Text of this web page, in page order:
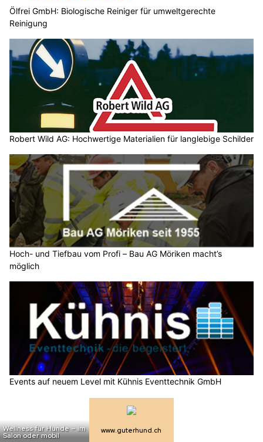
Ölfrei GmbH: Biologische Reiniger für umweltgerechte
Reinigung
Robert Wild AG: Hochwertige Materialien für langlebige Schilder
Hoch- und Tiefbau vom Profi – Bau AG Möriken macht’s
möglich
Events auf neuem Level mit Kühnis Eventtechnik GmbH